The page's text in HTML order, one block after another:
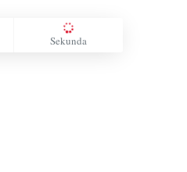
Sekunda